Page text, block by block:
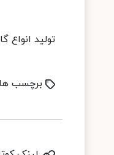
تولید
برچسب